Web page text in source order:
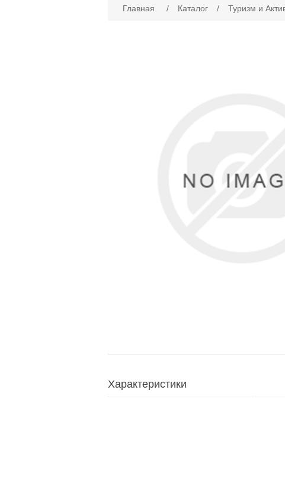
Главная / Каталог / Туризм и
Характеристики